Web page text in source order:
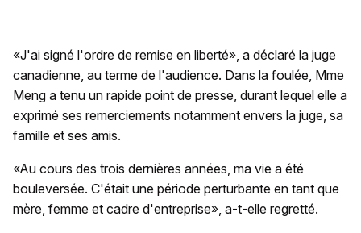
«J'ai signé l'ordre de remise en liberté», a déclaré la juge
canadienne, au terme de l'audience. Dans la foulée, Mme
Meng a tenu un rapide point de presse, durant lequel elle a
exprimé ses remerciements notamment envers la juge, sa
famille et ses amis.
«Au cours des trois dernières années, ma vie a été
bouleversée. C'était une période perturbante en tant que
mère, femme et cadre d'entreprise», a-t-elle regretté.